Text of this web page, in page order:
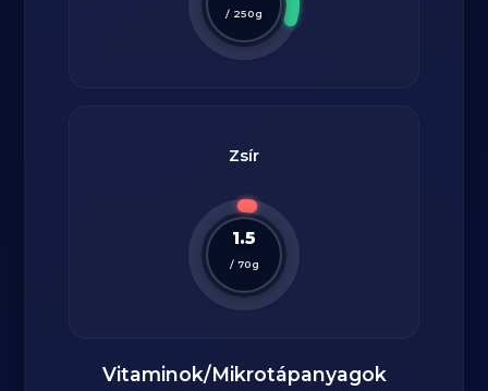
/ 250g
Zsír
1.5
/ 70g
Vitaminok/Mikrotápanyagok